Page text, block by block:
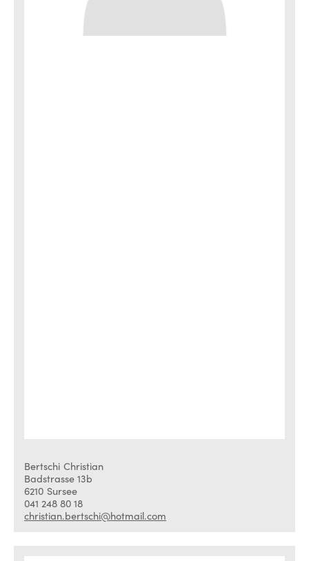
Bertschi Christian
Badstrasse 13b
6210 Sursee
041 248 80 18
christian.bertschi@hotmail.com